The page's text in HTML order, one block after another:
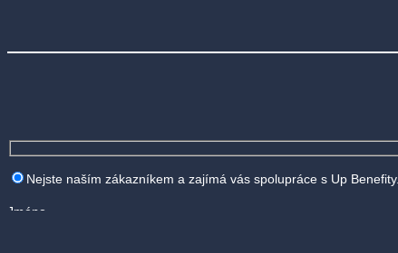
Nejste naším zákazníkem a zajímá vás spolupráce s Up Benefity.
Jméno